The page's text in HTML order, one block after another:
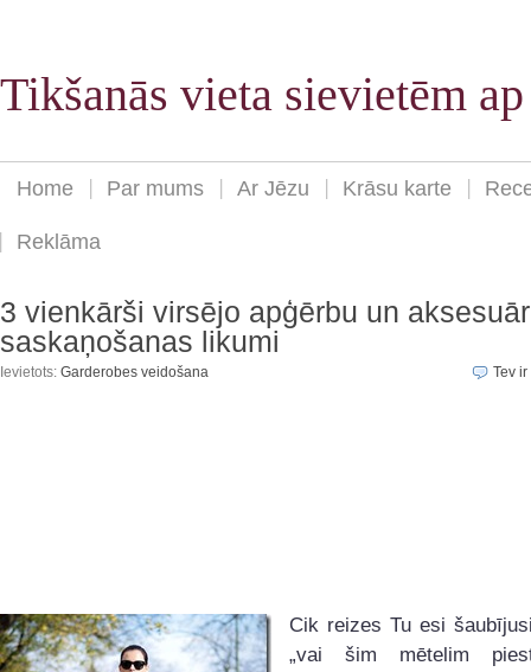
Tikšanās vieta sievietēm
Home Par mums Ar Jēzu Krāsu karte
Reklāma
3 vienkārši virsējo apģērbu un
saskaņošanas likumi
Ievietots: Garderobes veidošana Tev ir
Cik reizes Tu esi
„vai šim mētelim